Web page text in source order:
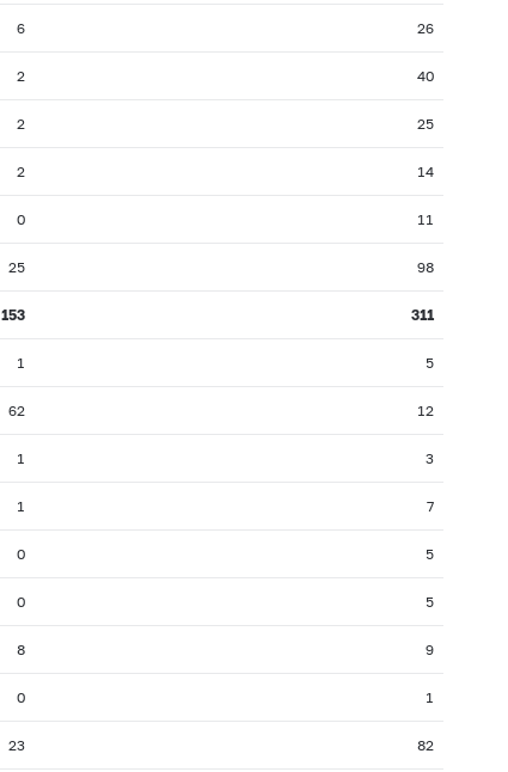
6 26
2 40
2 25
2 14
0 11
25 98
153 311
1 5
62 12
1 3
1 7
0 5
0 5
8 9
0 1
23 82